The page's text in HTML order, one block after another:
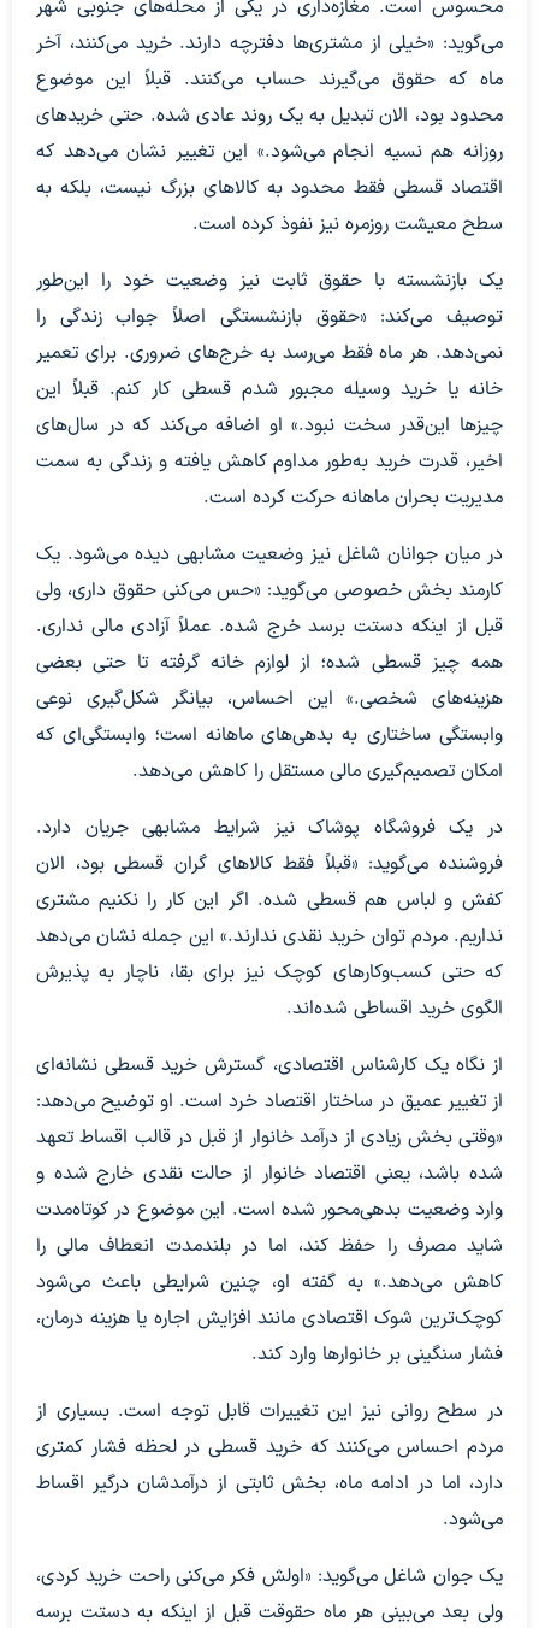
محسوس است. مغازه‌داری در یکی از محله‌های جنوبی شهر
می‌گوید: «خیلی از مشتری‌ها دفترچه دارند. خرید می‌کنند، آخر
ماه که حقوق می‌گیرند حساب می‌کنند. قبلاً این موضوع
محدود بود، الان تبدیل به یک روند عادی شده. حتی خریدهای
روزانه هم نسیه انجام می‌شود.» این تغییر نشان می‌دهد که
اقتصاد قسطی فقط محدود به کالاهای بزرگ نیست، بلکه به
سطح معیشت روزمره نیز نفوذ کرده است.
یک بازنشسته با حقوق ثابت نیز وضعیت خود را این‌طور
توصیف می‌کند: «حقوق بازنشستگی اصلاً جواب زندگی را
نمی‌دهد. هر ماه فقط می‌رسد به خرج‌های ضروری. برای تعمیر
خانه یا خرید وسیله مجبور شدم قسطی کار کنم. قبلاً این
چیزها این‌قدر سخت نبود.» او اضافه می‌کند که در سال‌های
اخیر، قدرت خرید به‌طور مداوم کاهش یافته و زندگی به سمت
مدیریت بحران ماهانه حرکت کرده است.
در میان جوانان شاغل نیز وضعیت مشابهی دیده می‌شود. یک
کارمند بخش خصوصی می‌گوید: «حس می‌کنی حقوق داری، ولی
قبل از اینکه دستت برسد خرج شده. عملاً آزادی مالی نداری.
همه چیز قسطی شده؛ از لوازم خانه گرفته تا حتی بعضی
هزینه‌های شخصی.» این احساس، بیانگر شکل‌گیری نوعی
وابستگی ساختاری به بدهی‌های ماهانه است؛ وابستگی‌ای که
امکان تصمیم‌گیری مالی مستقل را کاهش می‌دهد.
در یک فروشگاه پوشاک نیز شرایط مشابهی جریان دارد.
فروشنده می‌گوید: «قبلاً فقط کالاهای گران قسطی بود، الان
کفش و لباس هم قسطی شده. اگر این کار را نکنیم مشتری
نداریم. مردم توان خرید نقدی ندارند.» این جمله نشان می‌دهد
که حتی کسب‌وکارهای کوچک نیز برای بقا، ناچار به پذیرش
الگوی خرید اقساطی شده‌اند.
از نگاه یک کارشناس اقتصادی، گسترش خرید قسطی نشانه‌ای
از تغییر عمیق در ساختار اقتصاد خرد است. او توضیح می‌دهد:
«وقتی بخش زیادی از درآمد خانوار از قبل در قالب اقساط تعهد
شده باشد، یعنی اقتصاد خانوار از حالت نقدی خارج شده و
وارد وضعیت بدهی‌محور شده است. این موضوع در کوتاه‌مدت
شاید مصرف را حفظ کند، اما در بلندمدت انعطاف مالی را
کاهش می‌دهد.» به گفته او، چنین شرایطی باعث می‌شود
کوچک‌ترین شوک اقتصادی مانند افزایش اجاره یا هزینه درمان،
فشار سنگینی بر خانوارها وارد کند.
در سطح روانی نیز این تغییرات قابل توجه است. بسیاری از
مردم احساس می‌کنند که خرید قسطی در لحظه فشار کمتری
دارد، اما در ادامه ماه، بخش ثابتی از درآمدشان درگیر اقساط
می‌شود.
یک جوان شاغل می‌گوید: «اولش فکر می‌کنی راحت خرید کردی،
ولی بعد می‌بینی هر ماه حقوقت قبل از اینکه به دستت برسه